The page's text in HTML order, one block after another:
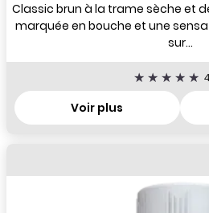
Classic brun à la trame sèche et
marquée en bouche et une
sur...
Voir plus